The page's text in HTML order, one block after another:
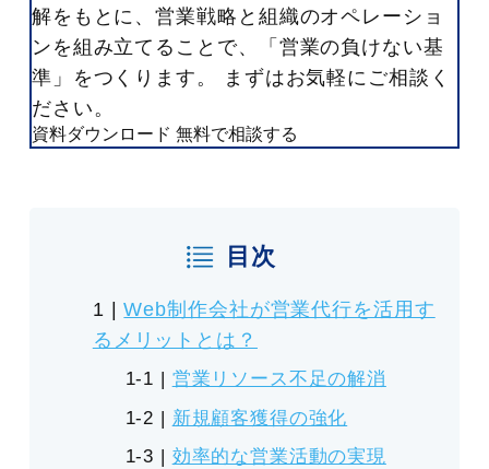
解をもとに、営業戦略と組織のオペレーショ
ンを組み立てることで、「営業の負けない基
準」をつくります。 まずはお気軽にご相談く
ださい。
資料ダウンロード 無料で相談する
目次
Web制作会社が営業代行を活用す
るメリットとは？
営業リソース不足の解消
新規顧客獲得の強化
効率的な営業活動の実現